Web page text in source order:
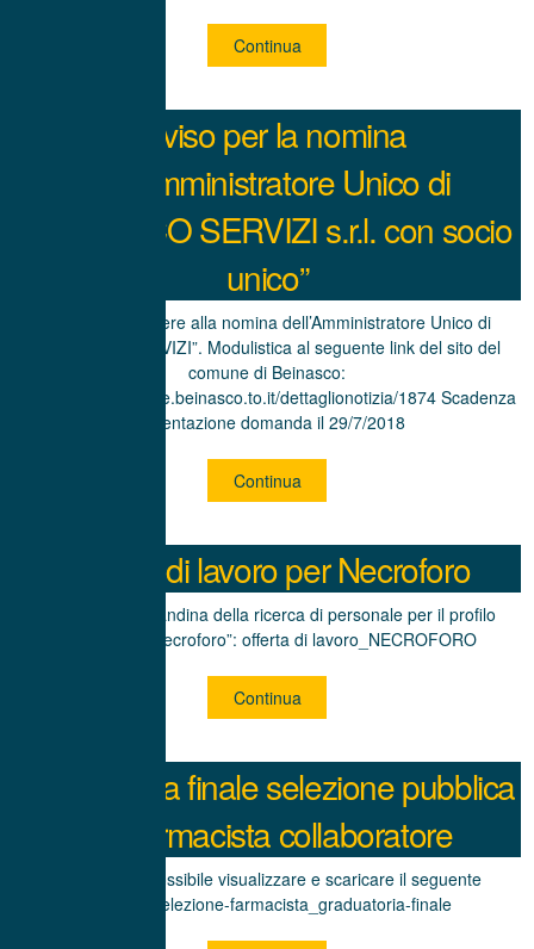
Continua
Avviso per la nomina
dell’Amministratore Unico di
“BEINASCO SERVIZI s.r.l. con socio
unico”
Occorre procedere alla nomina dell’Amministratore Unico di
“BEINASCO SERVIZI”. Modulistica al seguente link del sito del
comune di Beinasco:
https://www.comune.beinasco.to.it/dettaglionotizia/1874 Scadenza
presentazione domanda il 29/7/2018
Continua
Offerta di lavoro per Necroforo
Di seguito la locandina della ricerca di personale per il profilo
specifico di “Necroforo”: offerta di lavoro_NECROFORO
Continua
Graduatoria finale selezione pubblica
n.1 farmacista collaboratore
Di seguito è possibile visualizzare e scaricare il seguente
allegato: selezione-farmacista_graduatoria-finale